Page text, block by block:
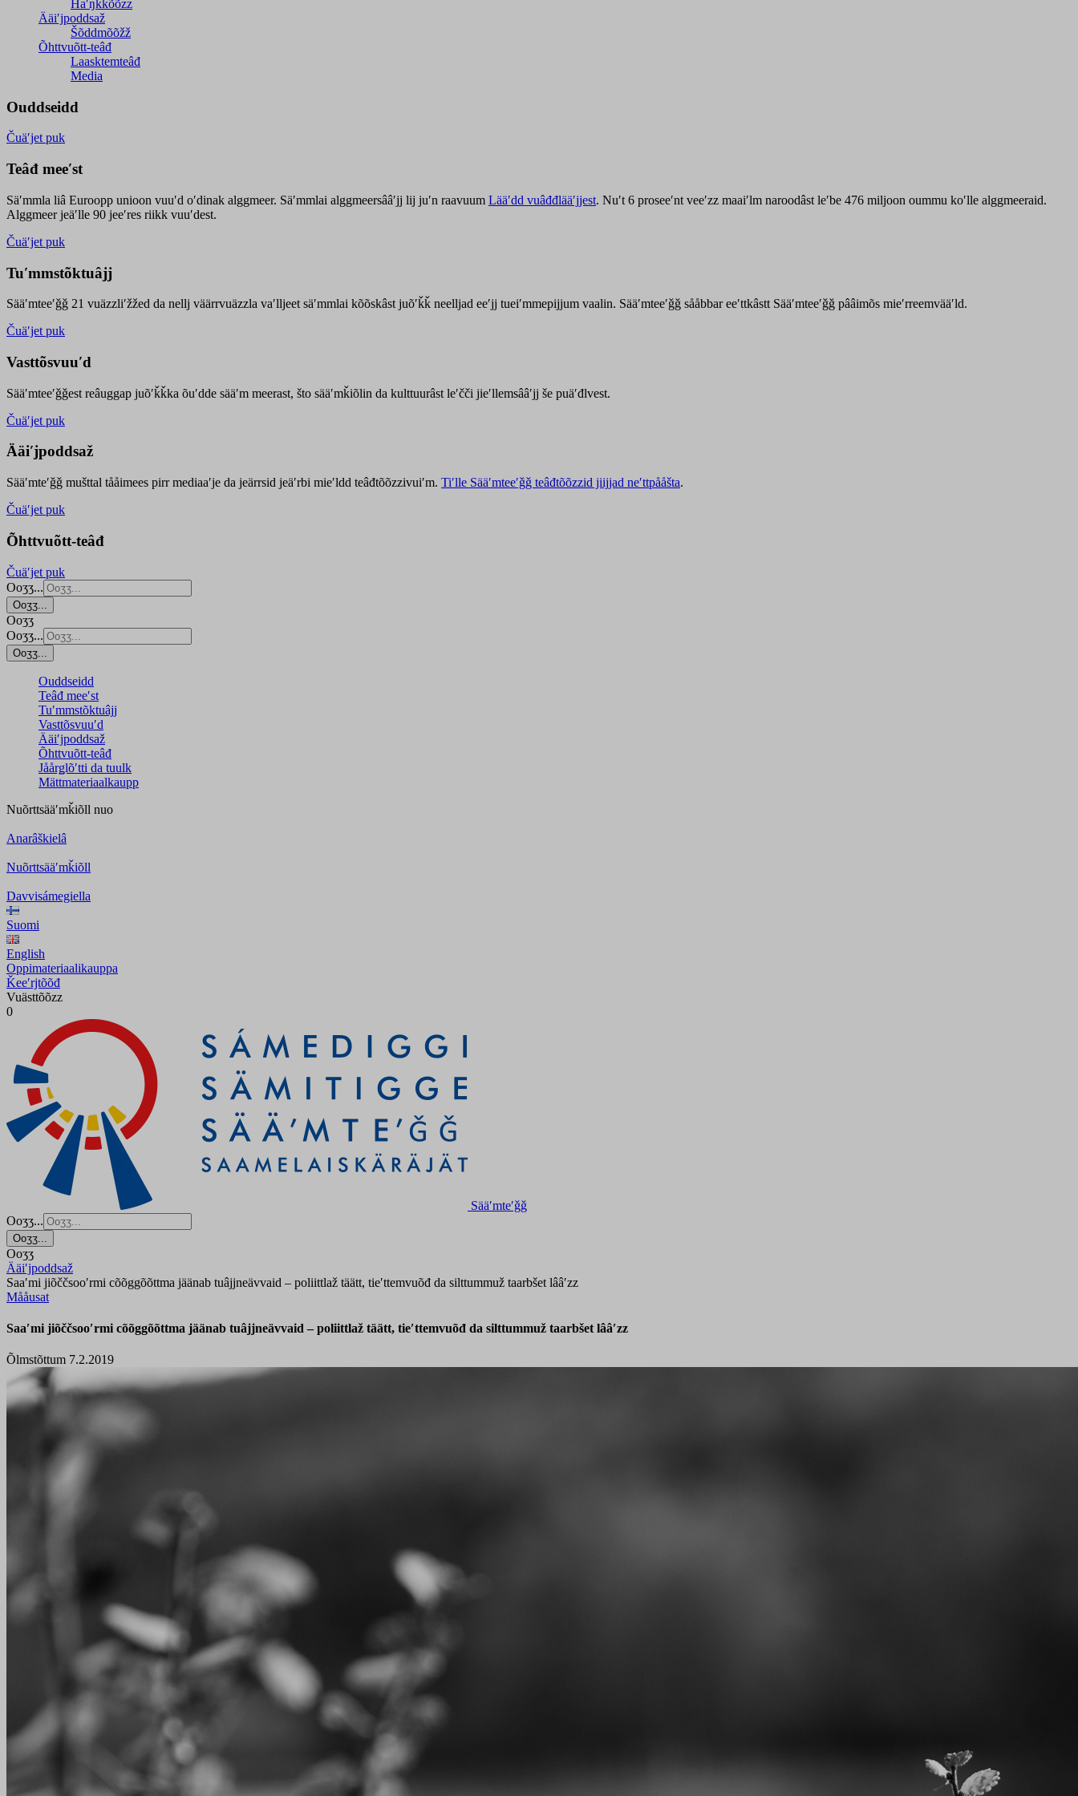
Haʹŋǩǩõõzz
Ääiʹjpoddsaž
Šõddmõõžž
Õhttvuõtt-teâđ
Laasktemteâđ
Media
Ouddseidd
Čuäʹjet puk
Teâđ meeʹst
Säʹmmla liâ Euroopp unioon vuuʹd oʹdinak alggmeer. Säʹmmlai alggmeersââʹjj lij juʹn raavuum Lääʹdd vuâđđlääʹjjest. Nuʹt 6 proseeʹnt veeʹzz maaiʹlm naroodâst leʹbe 476 miljoon oummu koʹlle alggmeeraid.
Alggmeer jeäʹlle 90 jeeʹres riikk vuuʹdest.
Čuäʹjet puk
Tuʹmmstõktuâjj
Sääʹmteeʹǧǧ 21 vuäzzliʹžžed da nellj väärrvuäzzla vaʹlljeet säʹmmlai kõõskâst juõʹǩǩ neelljad eeʹjj tueiʹmmepijjum vaalin. Sääʹmteeʹǧǧ sååbbar eeʹttkâstt Sääʹmteeʹǧǧ pââimõs mieʹrreemvääʹld.
Čuäʹjet puk
Vasttõsvuuʹd
Sääʹmteeʹǧǧest reâuggap juõʹǩǩka õuʹdde sääʹm meerast, što sääʹmǩiõlin da kulttuurâst leʹčči jieʹllemsââʹjj še puäʹđlvest.
Čuäʹjet puk
Ääiʹjpoddsaž
Sääʹmteʹǧǧ mušttal tååimees pirr mediaaʹje da jeärrsid jeäʹrbi mieʹldd teâđtõõzzivuiʹm. Tiʹlle Sääʹmteeʹǧǧ teâđtõõzzid jiijjad neʹttpååšta.
Čuäʹjet puk
Õhttvuõtt-teâđ
Čuäʹjet puk
Ooʒʒ...
Ooʒʒ...
Ooʒʒ
Ooʒʒ...
Ooʒʒ...
Ouddseidd
Teâđ meeʹst
Tuʹmmstõktuâjj
Vasttõsvuuʹd
Ääiʹjpoddsaž
Õhttvuõtt-teâđ
Jåårǥlõʹtti da tuulk
Mättmateriaalkaupp
Nuõrttsääʹmǩiõll nuo
Anarâškielâ
Nuõrttsääʹmǩiõll
Davvisámegiella
Suomi
English
Oppimateriaalikauppa
Ǩeeʹrjtõõđ
Vuästtõõzz
0
Sääʹmteʹǧǧ
Ooʒʒ...
Ooʒʒ...
Ooʒʒ
Ääiʹjpoddsaž
Saaʹmi jiõččsooʹrmi cõõggõõttma jäänab tuâjjneävvaid – poliittlaž täätt, tieʹttemvuõđ da silttummuž taarbšet lââʹzz
Mååusat
Saaʹmi jiõččsooʹrmi cõõggõõttma jäänab tuâjjneävvaid – poliittlaž täätt, tieʹttemvuõđ da silttummuž taarbšet lââʹzz
Õlmstõttum 7.2.2019